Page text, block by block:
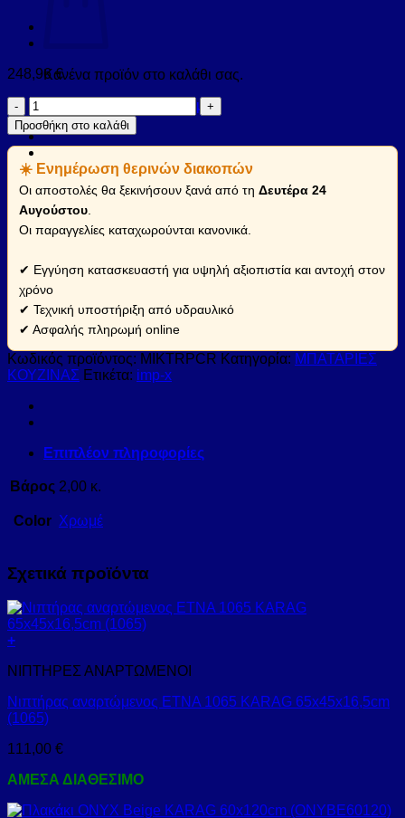
Κανένα προϊόν στο καλάθι σας.
Επιστροφή στο κατάστημα
248,96€
Μπαταρία
κουζίνας
TRAIL
Plus
Cromato
ELLECI
(MIKTRPCR)
ποσότητα
Προσθήκη στο καλάθι
☀️ Ενημέρωση θερινών διακοπών
Οι αποστολές θα ξεκινήσουν ξανά από τη Δευτέρα 24
Αυγούστου
Οι παραγγελίες καταχωρούνται κανονικά.
✔ Εγγύηση κατασκευαστή για υψηλή αξιοπιστία και αντοχή στον
χρόνο
✔ Τεχνική υποστήριξη από υδραυλικό
✔ Ασφαλής πληρωμή online
Κωδικός προϊόντος: MIKTRPCR Κατηγορία: ΜΠΑΤΑΡΙΕΣ
ΚΟΥΖΙΝΑΣ Ετικέτα: imp-x
Επιπλέον πληροφορίες
Βάρος 2,00 κ.
Color Χρωμέ
Σχετικά προϊόντα
+
ΝΙΠΤΗΡΕΣ ΑΝΑΡΤΩΜΕΝΟΙ
Νιπτήρας αναρτώμενος ETNA 1065 KARAG 65x45x16,5cm
(1065)
111,00 €
ΑΜΕΣΑ ΔΙΑΘΕΣΙΜΟ